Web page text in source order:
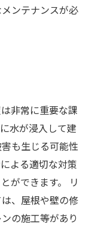
ンテナンスが必
非常に重要な課
水が浸入して建
も生じる可能性
よる適切な対策
ができます。 リ
、屋根や壁の修
の施工等があり